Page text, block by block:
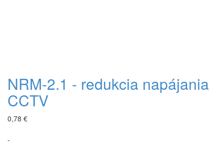
NRM-2.1 - redukcia napájania
CCTV
0,78 €
-